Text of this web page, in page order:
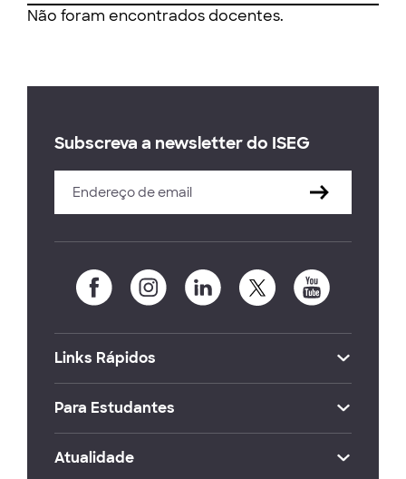
Não foram encontrados docentes.
Subscreva a newsletter do ISEG
Links Rápidos
Para Estudantes
Atualidade